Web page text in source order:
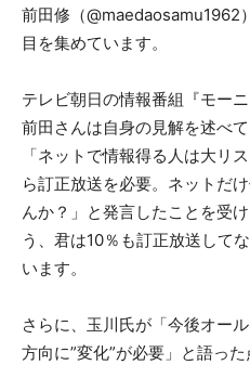
前田修（@maedaosamu1962
目を集めています。
テレビ朝日の情報番組『モー
前田さんは自身の見解を述べ
「ネットで情報得る人は大リ
ら訂正放送を必要。ネットだ
んか？」と発言したことを受
う、君は10％も訂正放送して
います。
さらに、玉川氏が「今後オー
方向に”変化”が必要」と語っ